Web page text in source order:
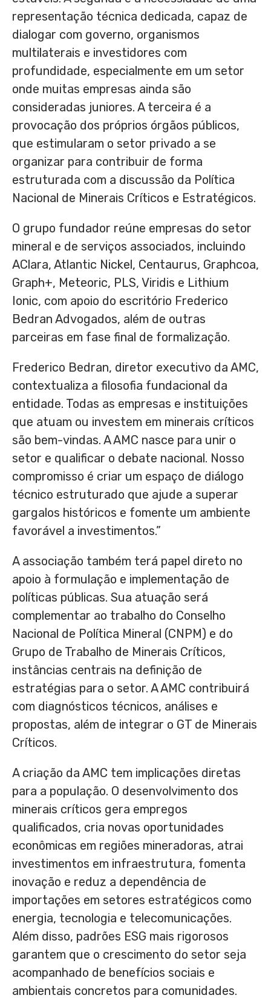
representação técnica dedicada, capaz de
dialogar com governo, organismos
multilaterais e investidores com
profundidade, especialmente em um setor
onde muitas empresas ainda são
consideradas juniores. A terceira é a
provocação dos próprios órgãos públicos,
que estimularam o setor privado a se
organizar para contribuir de forma
estruturada com a discussão da Política
Nacional de Minerais Críticos e Estratégicos.
O grupo fundador reúne empresas do setor
mineral e de serviços associados, incluindo
AClara, Atlantic Nickel, Centaurus, Graphcoa,
Graph+, Meteoric, PLS, Viridis e Lithium
Ionic, com apoio do escritório Frederico
Bedran Advogados, além de outras
parceiras em fase final de formalização.
Frederico Bedran, diretor executivo da AMC,
contextualiza a filosofia fundacional da
entidade. Todas as empresas e instituições
que atuam ou investem em minerais críticos
são bem-vindas. A AMC nasce para unir o
setor e qualificar o debate nacional. Nosso
compromisso é criar um espaço de diálogo
técnico estruturado que ajude a superar
gargalos históricos e fomente um ambiente
favorável a investimentos.”
A associação também terá papel direto no
apoio à formulação e implementação de
políticas públicas. Sua atuação será
complementar ao trabalho do Conselho
Nacional de Política Mineral (CNPM) e do
Grupo de Trabalho de Minerais Críticos,
instâncias centrais na definição de
estratégias para o setor. A AMC contribuirá
com diagnósticos técnicos, análises e
propostas, além de integrar o GT de Minerais
Críticos.
A criação da AMC tem implicações diretas
para a população. O desenvolvimento dos
minerais críticos gera empregos
qualificados, cria novas oportunidades
econômicas em regiões mineradoras, atrai
investimentos em infraestrutura, fomenta
inovação e reduz a dependência de
importações em setores estratégicos como
energia, tecnologia e telecomunicações.
Além disso, padrões ESG mais rigorosos
garantem que o crescimento do setor seja
acompanhado de benefícios sociais e
ambientais concretos para comunidades.